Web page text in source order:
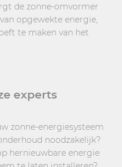
de zonne-omvormer
opgewekte energie,
te maken van het
experts
zonne-energiesysteem
noodzakelijk?
hernieuwbare energie